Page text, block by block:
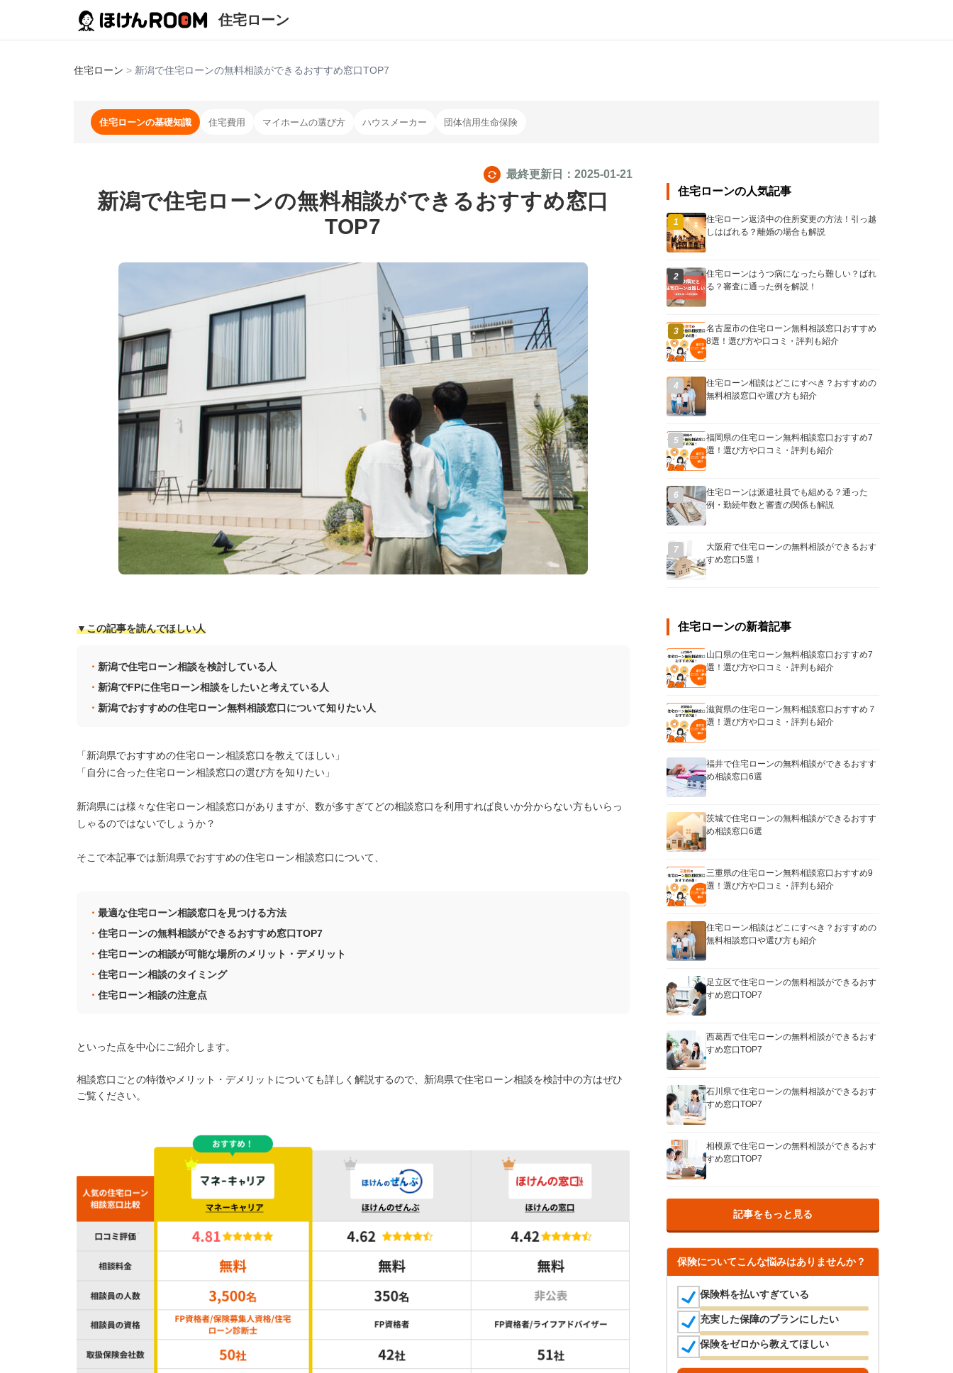
住宅ローン
住宅ローン > 新潟で住宅ローンの無料相談ができるおすすめ窓口TOP7
住宅ローンの基礎知識 住宅費用 マイホームの選び方 ハウスメーカー 団体信用生命保険
最終更新日： 2025-01-21
新潟で住宅ローンの無料相談ができるおすすめ窓口
TOP7
▼この記事を読んでほしい人
新潟で住宅ローン相談を検討している人
新潟でFPに住宅ローン相談をしたいと考えている人
新潟でおすすめの住宅ローン無料相談窓口について知りたい人
「新潟県でおすすめの住宅ローン相談窓口を教えてほしい」
「自分に合った住宅ローン相談窓口の選び方を知りたい」
新潟県には様々な住宅ローン相談窓口がありますが、数が多すぎてどの相談窓口を利用すれば良いか分からない方もいらっ
しゃるのではないでしょうか？
そこで本記事では新潟県でおすすめの住宅ローン相談窓口について、
最適な住宅ローン相談窓口を見つける方法
住宅ローンの無料相談ができるおすすめ窓口TOP7
住宅ローンの相談が可能な場所のメリット・デメリット
住宅ローン相談のタイミング
住宅ローン相談の注意点
といった点を中心にご紹介します。
相談窓口ごとの特徴やメリット・デメリットについても詳しく解説するので、新潟県で住宅ローン相談を検討中の方はぜひ
ご覧ください。
住宅ローンの人気記事
1
住宅ローン返済中の住所変更の方法！引っ越
しはばれる？離婚の場合も解説
2
住宅ローンはうつ病になったら難しい？ばれ
る？審査に通った例を解説！
3
名古屋市の住宅ローン無料相談窓口おすすめ
8選！選び方や口コミ・評判も紹介
4
住宅ローン相談はどこにすべき？おすすめの
無料相談窓口や選び方も紹介
5
福岡県の住宅ローン無料相談窓口おすすめ7
選！選び方や口コミ・評判も紹介
6
住宅ローンは派遣社員でも組める？通った
例・勤続年数と審査の関係も解説
7
大阪府で住宅ローンの無料相談ができるおす
すめ窓口5選！
住宅ローンの新着記事
山口県の住宅ローン無料相談窓口おすすめ7
選！選び方や口コミ・評判も紹介
滋賀県の住宅ローン無料相談窓口おすすめ７
選！選び方や口コミ・評判も紹介
福井で住宅ローンの無料相談ができるおすす
め相談窓口6選
茨城で住宅ローンの無料相談ができるおすす
め相談窓口6選
三重県の住宅ローン無料相談窓口おすすめ9
選！選び方や口コミ・評判も紹介
住宅ローン相談はどこにすべき？おすすめの
無料相談窓口や選び方も紹介
足立区で住宅ローンの無料相談ができるおす
すめ窓口TOP7
西葛西で住宅ローンの無料相談ができるおす
すめ窓口TOP7
石川県で住宅ローンの無料相談ができるおす
すめ窓口TOP7
相模原で住宅ローンの無料相談ができるおす
すめ窓口TOP7
記事をもっと見る
保険についてこんな悩みはありませんか？
保険料を払いすぎている
充実した保障のプランにしたい
保険をゼロから教えてほしい